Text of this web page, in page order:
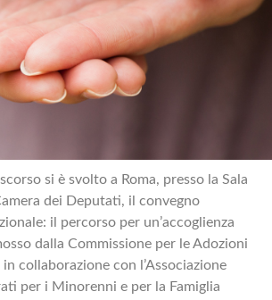
si è svolto a Roma, presso la Sala
dei Deputati, il convegno
il percorso per un’accoglienza
dalla Commissione per le Adozioni
in collaborazione con l’Associazione
per i Minorenni e per la Famiglia